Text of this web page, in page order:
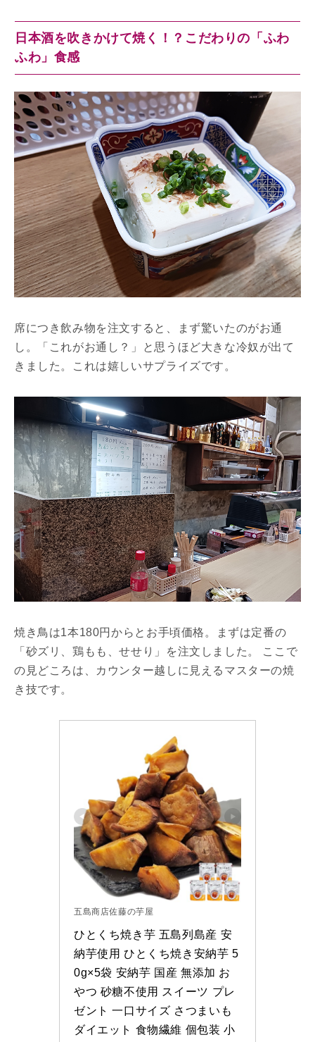
日本酒を吹きかけて焼く！？こだわりの「ふわ
ふわ」食感
席につき飲み物を注文すると、まず驚いたのがお通
し。「これがお通し？」と思うほど大きな冷奴が出て
きました。これは嬉しいサプライズです。
焼き鳥は1本180円からとお手頃価格。まずは定番の
「砂ズリ、鶏もも、せせり」を注文しました。 ここで
の見どころは、カウンター越しに見えるマスターの焼
き技です。
五島商店佐藤の芋屋
ひとくち焼き芋 五島列島産 安
納芋使用 ひとくち焼き安納芋 5
0g×5袋 安納芋 国産 無添加 お
やつ 砂糖不使用 スイーツ プレ
ゼント 一口サイズ さつまいも
ダイエット 食物繊維 個包装 小